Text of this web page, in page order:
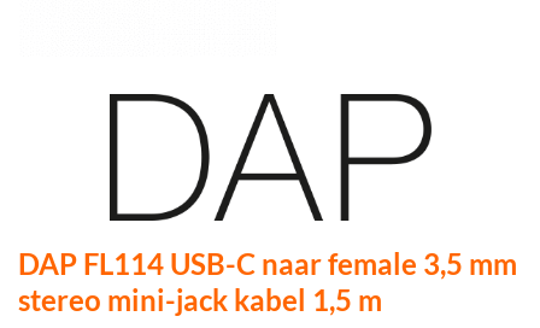
DAP FL114 USB-C naar female 3,5 mm
stereo mini-jack kabel 1,5 m